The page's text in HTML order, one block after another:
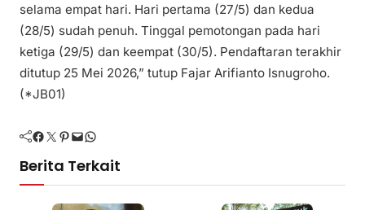
selama empat hari. Hari pertama (27/5) dan kedua
(28/5) sudah penuh. Tinggal pemotongan pada hari
ketiga (29/5) dan keempat (30/5). Pendaftaran terakhir
ditutup 25 Mei 2026,” tutup Fajar Arifianto Isnugroho.
(*JB01)
Facebook Twitter Pinterest Mail WhatsApp
Berita Terkait